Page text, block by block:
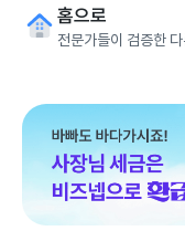
홈으로
전문가들이 검증한